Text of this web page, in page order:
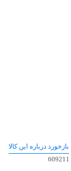
بازخورد درباره این کالا